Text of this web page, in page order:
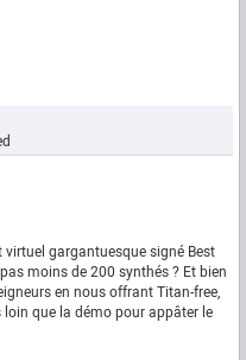
gargantuesque signé Best
moins de 200 synthés ? Et bien
en nous offrant Titan-free,
que la démo pour appâter le